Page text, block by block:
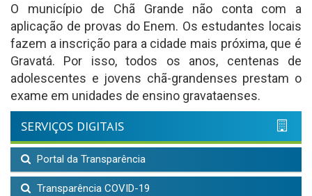
O município de Chã Grande não conta com a
aplicação de provas do Enem. Os estudantes locais
fazem a inscrição para a cidade mais próxima, que é
Gravatá. Por isso, todos os anos, centenas de
adolescentes e jovens chã-grandenses prestam o
exame em unidades de ensino gravataenses.
SERVIÇOS DIGITAIS
Portal da Transparência
Transparência COVID-19